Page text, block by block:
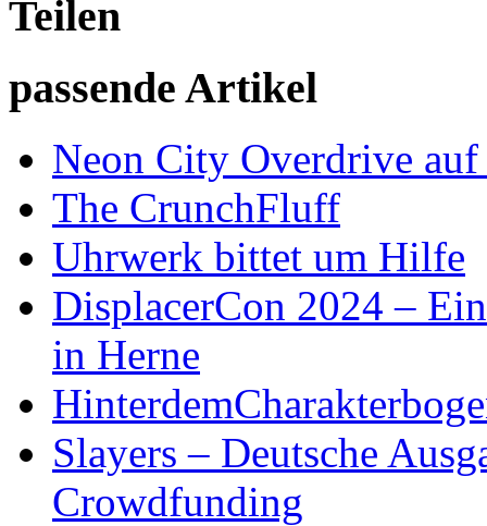
Teilen
passende Artikel
Neon City Overdrive
The CrunchFluff
Uhrwerk bittet um Hilfe
DisplacerCon 2024 –
in Herne
Slayers – Deutsche
Crowdfunding